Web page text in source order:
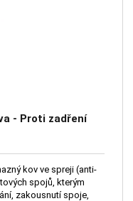
- Proti zadření
kov ve spreji (anti-
spojů, kterým
zakousnutí spoje,